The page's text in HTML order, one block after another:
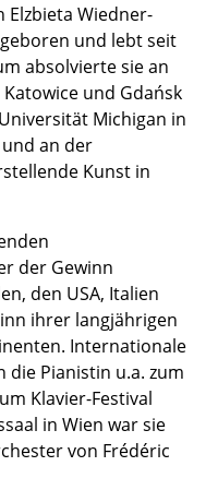
Wiedner-
und lebt seit
absolvierte sie an
und Gdańsk
Michigan in
an der
Kunst in
der Gewinn
den USA, Italien
ihrer langjährigen
Internationale
die Pianistin u.a. zum
Klavier-Festival
in Wien war sie
von Frédéric